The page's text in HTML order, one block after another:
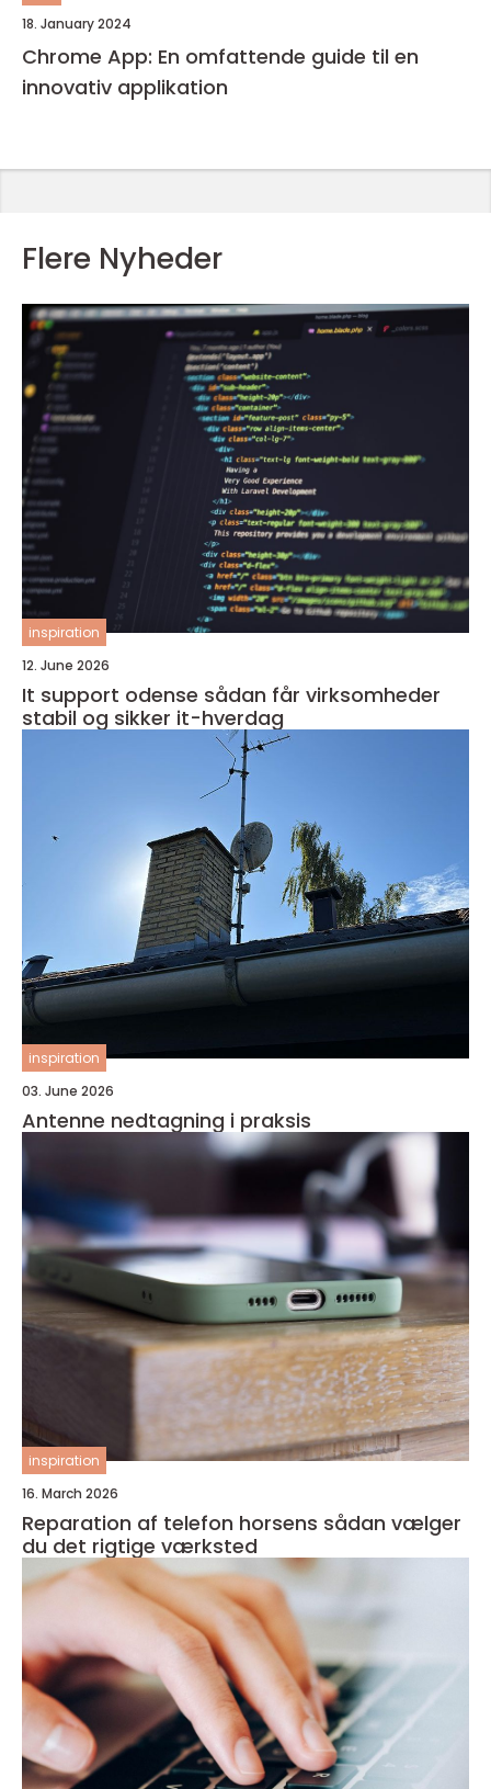
18. January 2024
Chrome App: En omfattende guide til en
innovativ applikation
Flere Nyheder
inspiration
12. June 2026
It support odense sådan får virksomheder
stabil og sikker it-hverdag
inspiration
03. June 2026
Antenne nedtagning i praksis
inspiration
16. March 2026
Reparation af telefon horsens sådan vælger
du det rigtige værksted